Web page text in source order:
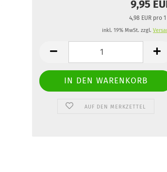
9,95
4,98 EUR pro
inkl. 19% MwSt. zzgl.
AUF DEN MERKZETTEL